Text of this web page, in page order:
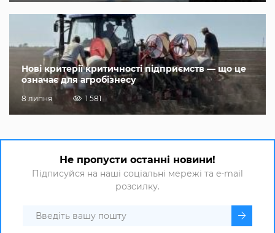
Нові критерії критичності підприємств — що це
означає для агробізнесу
8 липня 1 581
Не пропусти останні новини!
Підписуйся на наші соціальні мережі та e-mail
розсилку.